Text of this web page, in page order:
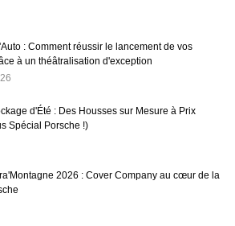
: Comment réussir le lancement de vos
à un théâtralisation d'exception
d'Été : Des Housses sur Mesure à Prix
Spécial Porsche !)
2026 : Cover Company au cœur de la